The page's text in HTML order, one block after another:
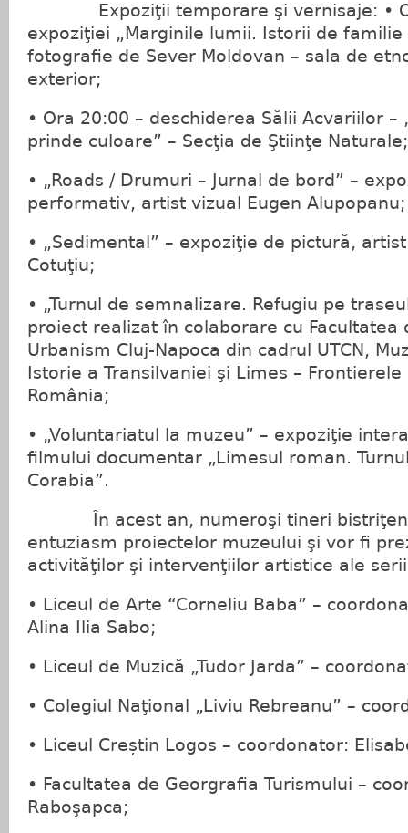
Expoziţii temporare şi vernisaje: •
expoziţiei „Marginile lumii. Istorii de familie
fotografie de Sever Moldovan – sala de
exterior;
• Ora 20:00 – deschiderea Sălii Acvariilor –
prinde culoare” – Secţia de Ştiinţe Naturale;
• „Roads / Drumuri – Jurnal de bord” –
performativ, artist vizual Eugen Alupopanu;
• „Sedimental” – expoziţie de pictură,
Cotuţiu;
• „Turnul de semnalizare. Refugiu pe
proiect realizat în colaborare cu Facultatea
Urbanism Cluj-Napoca din cadrul UTCN,
Istorie a Transilvaniei şi Limes –
România;
• „Voluntariatul la muzeu” – expoziţie
filmului documentar „Limesul roman.
Corabia”.
În acest an, numeroşi tineri bistriţeni
entuziasm proiectelor muzeului şi vor fi
activităţilor şi intervenţiilor artistice ale
• Liceul de Arte “Corneliu Baba” –
Alina Ilia Sabo;
• Liceul de Muzică „Tudor Jarda” –
• Colegiul Naţional „Liviu Rebreanu” –
• Liceul Creștin Logos – coordonator:
• Facultatea de Georgrafia Turismului –
Raboşapca;